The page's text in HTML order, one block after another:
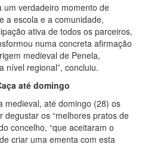
um verdadeiro momento de
a escola e a comunidade,
ativa de todos os parceiros,
numa concreta afirmação
medieval de Penela,
nível regional”, concluiu.
até domingo
medieval, até domingo (28) os
degustar os “melhores pratos de
concelho, “que aceitaram o
criar uma ementa com esta